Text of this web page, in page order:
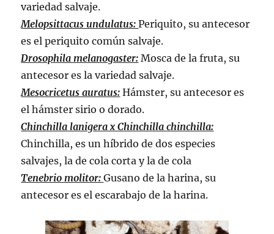
variedad salvaje.
Melopsittacus undulatus:Periquito, su antecesor
es el periquito común salvaje.
Drosophila melanogaster: Mosca de la fruta, su
antecesor es la variedad salvaje.
Mesocricetus auratus: Hámster, su antecesor es
el hámster sirio o dorado.
Chinchilla lanigera x Chinchilla chinchilla:
Chinchilla, es un híbrido de dos especies
salvajes, la de cola corta y la de cola
Tenebrio molitor:Gusano de la harina, su
antecesor es el escarabajo de la harina.